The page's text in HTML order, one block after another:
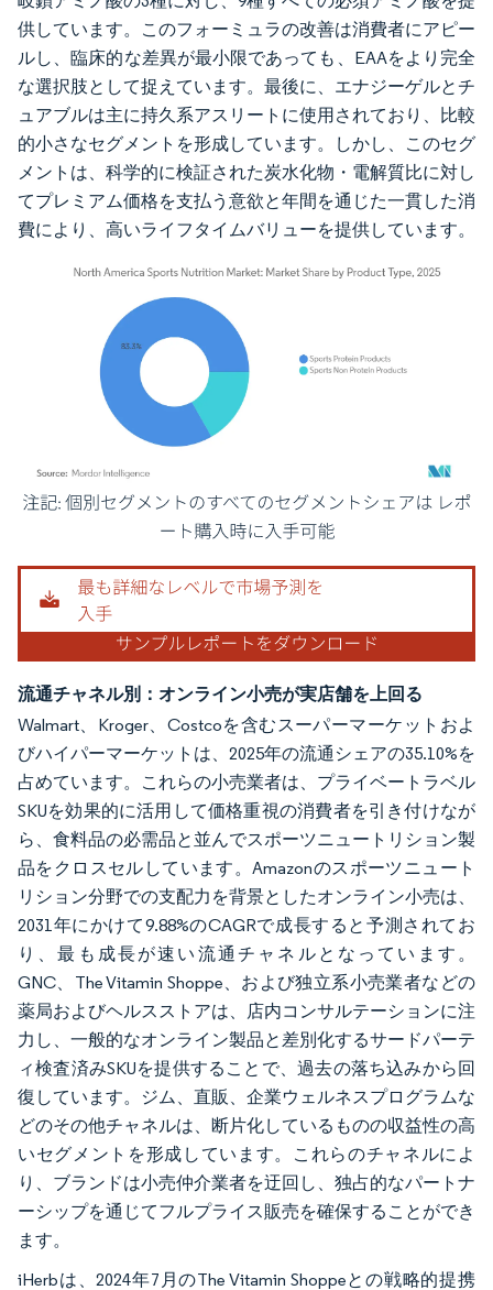
供しています。このフォーミュラの改善は消費者にアピー
ルし、臨床的な差異が最小限であっても、EAAをより完全
な選択肢として捉えています。最後に、エナジーゲルとチ
ュアブルは主に持久系アスリートに使用されており、比較
的小さなセグメントを形成しています。しかし、このセグ
メントは、科学的に検証された炭水化物・電解質比に対し
てプレミアム価格を支払う意欲と年間を通じた一貫した消
費により、高いライフタイムバリューを提供しています。
画像 © Mordor Intelligence。再利用にはCC BY 4.0の表示が必要です。
流通チャネル別：オンライン小売が実店舗を上回る
Walmart、Kroger、Costcoを含むスーパーマーケットおよ
びハイパーマーケットは、2025年の流通シェアの35.10%を
占めています。これらの小売業者は、プライベートラベル
SKUを効果的に活用して価格重視の消費者を引き付けなが
ら、食料品の必需品と並んでスポーツニュートリション製
品をクロスセルしています。Amazonのスポーツニュート
リション分野での支配力を背景としたオンライン小売は、
2031年にかけて9.88%のCAGRで成長すると予測されてお
り、最も成長が速い流通チャネルとなっています。
GNC、The Vitamin Shoppe、および独立系小売業者などの
薬局およびヘルスストアは、店内コンサルテーションに注
力し、一般的なオンライン製品と差別化するサードパーテ
ィ検査済みSKUを提供することで、過去の落ち込みから回
復しています。ジム、直販、企業ウェルネスプログラムな
どのその他チャネルは、断片化しているものの収益性の高
いセグメントを形成しています。これらのチャネルによ
り、ブランドは小売仲介業者を迂回し、独占的なパートナ
ーシップを通じてフルプライス販売を確保することができ
ます。
iHerbは、2024年7月のThe Vitamin Shoppeとの戦略的提携